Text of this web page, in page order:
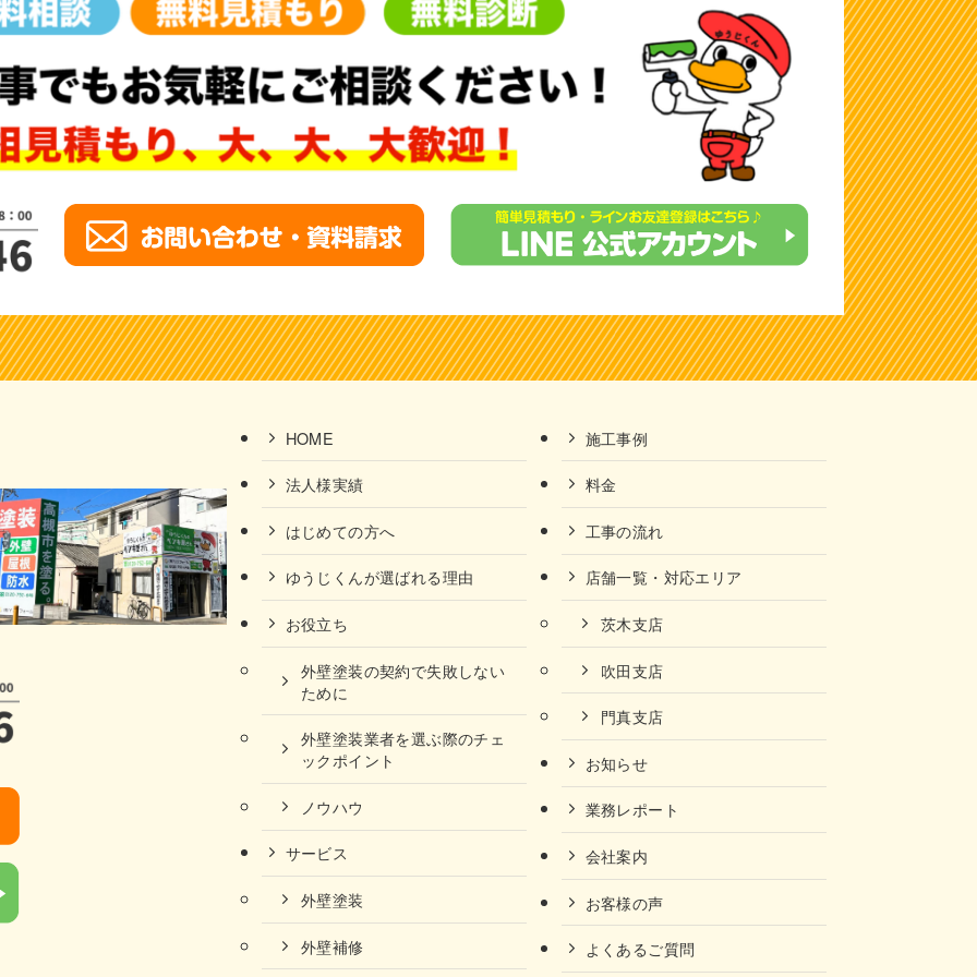
HOME
法人様実績
はじめての方へ
ゆうじくんが選ばれる理由
お役立ち
外壁塗装の契約で失敗しない
ために
外壁塗装業者を選ぶ際のチェ
ックポイント
ノウハウ
サービス
外壁塗装
外壁補修
施工事例
料金
工事の流れ
店舗一覧・対応エリア
茨木支店
吹田支店
門真支店
お知らせ
業務レポート
会社案内
お客様の声
よくあるご質問